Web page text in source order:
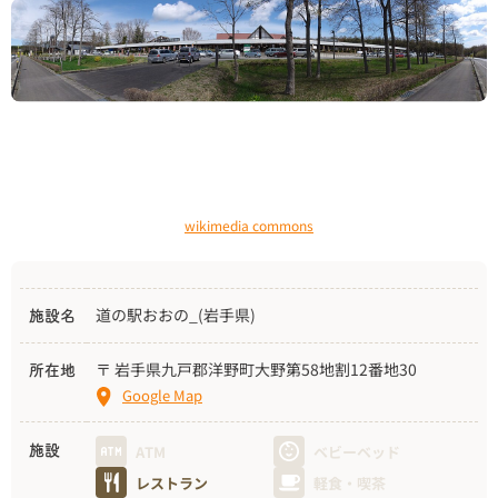
wikimedia commons
施設名 道の駅おおの_(岩手県)
所在地 〒 岩手県九戸郡洋野町大野第58地割12番地30
Google Map
施設 ATM
ベビーベッド
レストラン
軽食・喫茶